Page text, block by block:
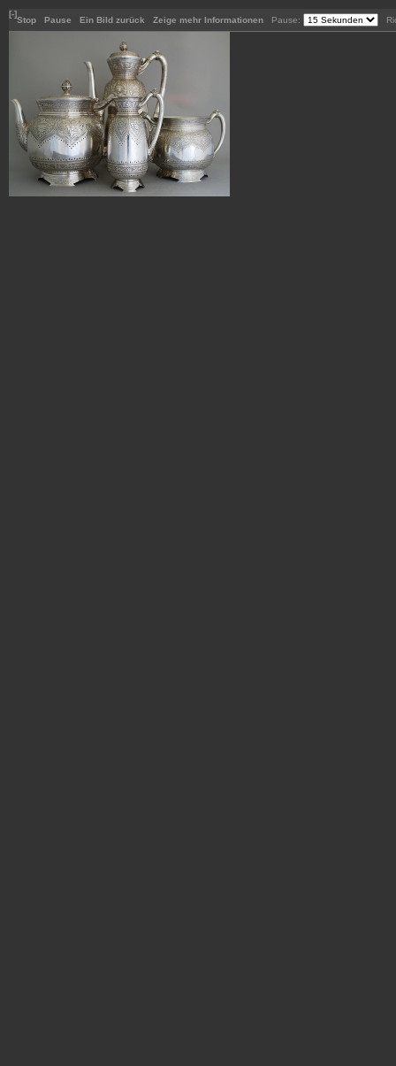
[-]
Stop Pause Ein Bild zurück Zeige mehr Informationen Pause: